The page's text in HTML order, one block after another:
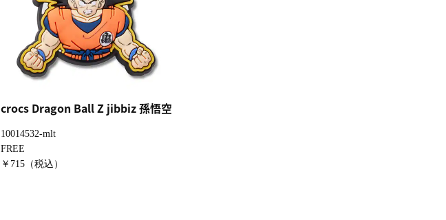
crocs Dragon Ball Z jibbiz 孫悟空
10014532-mlt
FREE
￥715（税込）